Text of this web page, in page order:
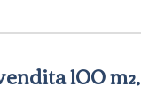
100 m²,